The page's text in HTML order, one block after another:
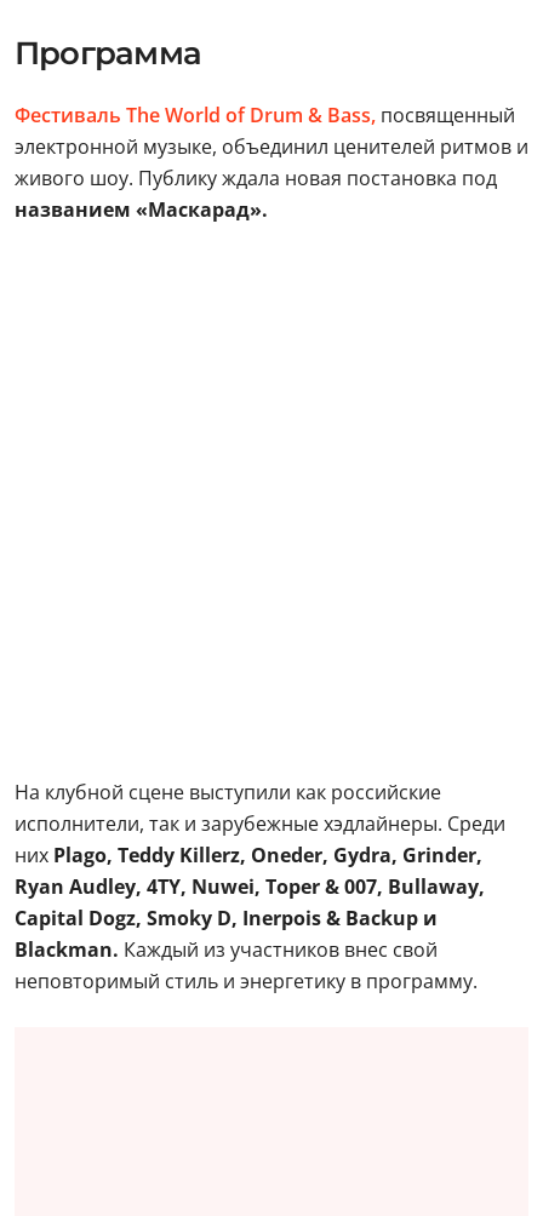
Программа
Фестиваль The World of Drum & Bass, посвященный
электронной музыке, объединил ценителей ритмов и
живого шоу. Публику ждала новая постановка под
названием «Маскарад».
На клубной сцене выступили как российские
исполнители, так и зарубежные хэдлайнеры. Среди
них Plago, Teddy Killerz, Oneder, Gydra, Grinder,
Ryan Audley, 4TY, Nuwei, Toper & 007, Bullaway,
Capital Dogz, Smoky D, Inerpois & Backup и
Blackman. Каждый из участников внес свой
неповторимый стиль и энергетику в программу.